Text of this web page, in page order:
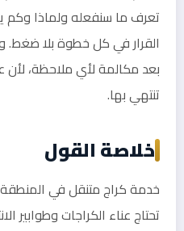
تعرف ما سنفعله ولماذا وكم
القرار في كل خطوة بلا ضغط.
بعد مكالمة لأي ملاحظة، لأن
تنتهي بها.
خلاصة القول
خدمة كراج متنقل في
تحتاج عناء الكراجات وطوابير